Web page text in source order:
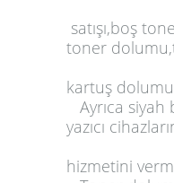
satışı,boş
toner dolumu,
kartuş dolumu
Ayrıca siyah
yazıcı
hizmetini